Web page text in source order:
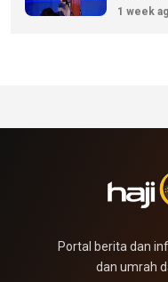
1 week
Portal berita dan
dan umrah